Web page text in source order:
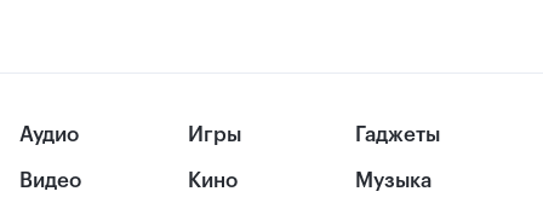
Аудио
Видео
Игры
Кино
Гаджеты
Музыка